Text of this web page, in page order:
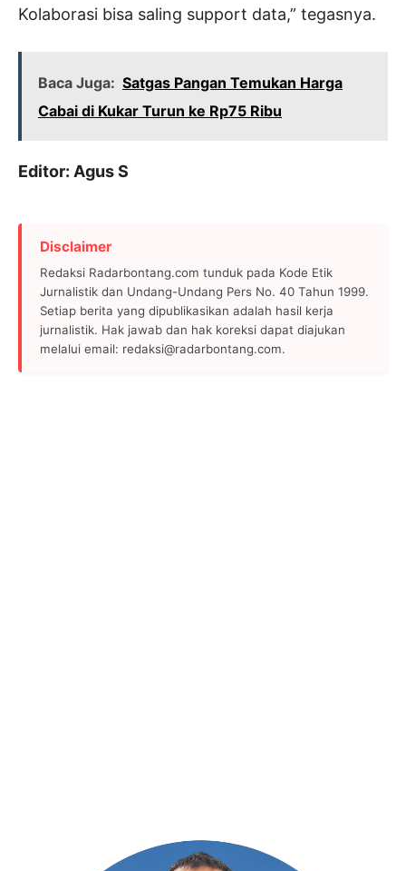
Kolaborasi bisa saling support data,” tegasnya.
Baca Juga: Satgas Pangan Temukan Harga
Cabai di Kukar Turun ke Rp75 Ribu
Editor: Agus S
Disclaimer
Redaksi Radarbontang.com tunduk pada Kode Etik
Jurnalistik dan Undang-Undang Pers No. 40 Tahun 1999.
Setiap berita yang dipublikasikan adalah hasil kerja
jurnalistik. Hak jawab dan hak koreksi dapat diajukan
melalui email: redaksi@radarbontang.com.